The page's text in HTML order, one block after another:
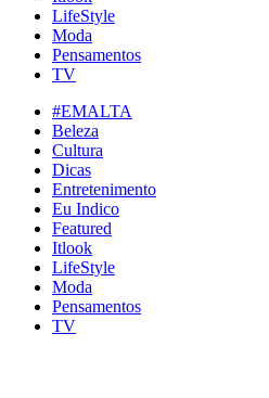
LifeStyle
Moda
Pensamentos
TV
#EMALTA
Beleza
Cultura
Dicas
Entretenimento
Eu Indico
Featured
Itlook
LifeStyle
Moda
Pensamentos
TV